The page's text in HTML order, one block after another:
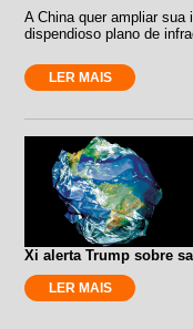
A China quer ampliar
dispendioso plano de
LER MAIS
Xi alerta Trump sobre
LER MAIS